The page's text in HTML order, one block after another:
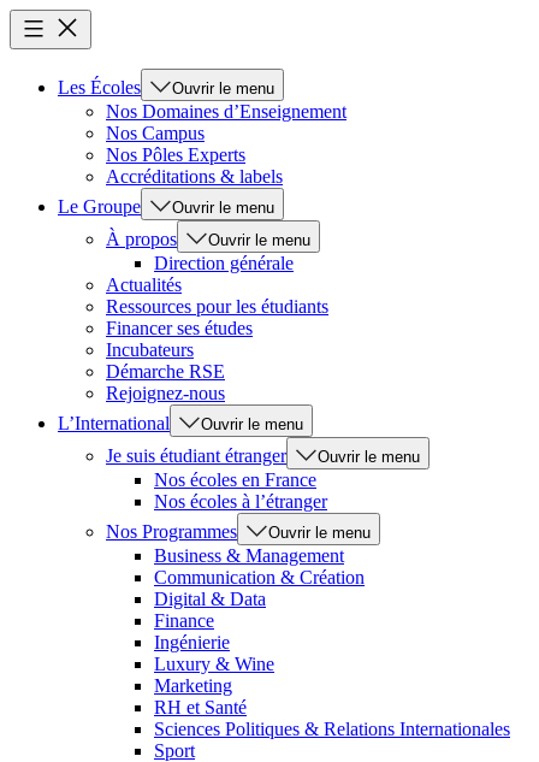
Les Écoles Ouvrir le menu
Nos Domaines d’Enseignement
Nos Campus
Nos Pôles Experts
Accréditations & labels
Le Groupe
Ouvrir le menu
À propos Ouvrir le menu
Direction générale
Actualités
Ressources pour les étudiants
Financer ses études
Incubateurs
Démarche RSE
Rejoignez-nous
L’International
Ouvrir le menu
Je suis étudiant étranger Ouvrir le menu
Nos écoles en France
Nos écoles à l’étranger
Nos Programmes
Ouvrir le menu
Business & Management
Communication & Création
Digital & Data
Finance
Ingénierie
Luxury & Wine
Marketing
RH et Santé
Sciences Politiques & Relations Internationales
Sport